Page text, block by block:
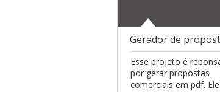
Esse projeto é
por gerar propostas
comerciais em pdf.